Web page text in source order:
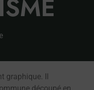
graphique. Il